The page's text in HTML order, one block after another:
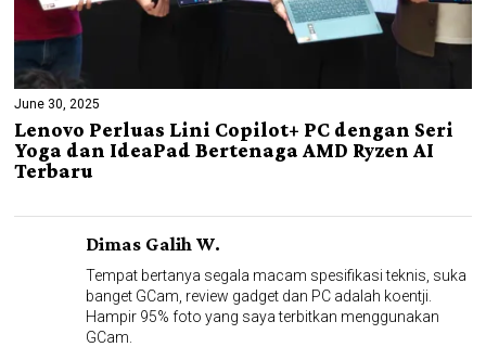
June 30, 2025
Lenovo Perluas Lini Copilot+ PC dengan Seri
Yoga dan IdeaPad Bertenaga AMD Ryzen AI
Terbaru
Dimas Galih W.
Tempat bertanya segala macam spesifikasi teknis, suka
banget GCam, review gadget dan PC adalah koentji.
Hampir 95% foto yang saya terbitkan menggunakan
GCam.